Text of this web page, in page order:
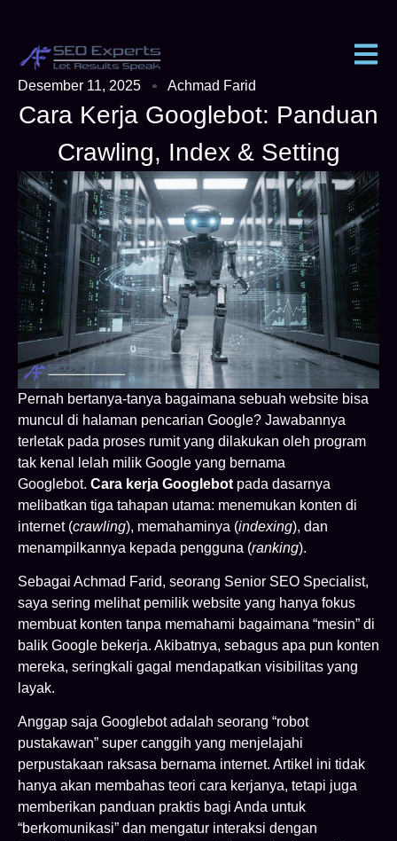
Desember 11, 2025 Achmad Farid
Cara Kerja Googlebot: Panduan
Crawling, Index & Setting
Pernah bertanya-tanya bagaimana sebuah website bisa
muncul di halaman pencarian Google? Jawabannya
terletak pada proses rumit yang dilakukan oleh program
tak kenal lelah milik Google yang bernama
Googlebot. Cara kerja Googlebot pada dasarnya
melibatkan tiga tahapan utama: menemukan konten di
internet (crawling), memahaminya (indexing), dan
menampilkannya kepada pengguna (ranking).
Sebagai Achmad Farid, seorang Senior SEO Specialist,
saya sering melihat pemilik website yang hanya fokus
membuat konten tanpa memahami bagaimana “mesin” di
balik Google bekerja. Akibatnya, sebagus apa pun konten
mereka, seringkali gagal mendapatkan visibilitas yang
layak.
Anggap saja Googlebot adalah seorang “robot
pustakawan” super canggih yang menjelajahi
perpustakaan raksasa bernama internet. Artikel ini tidak
hanya akan membahas teori cara kerjanya, tetapi juga
memberikan panduan praktis bagi Anda untuk
“berkomunikasi” dan mengatur interaksi dengan